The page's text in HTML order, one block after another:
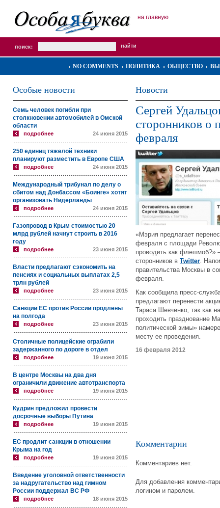
на главную
поиск:
NO COMMENTS ПОЛИТИКА ОБЩЕСТВО
Особые новости
Семь человек погибли при
столкновении автомобилей в Омской
области
подробнее 24 июня 2015
250 единиц тяжелой техники
планируют разместить в Европе США
подробнее 24 июня 2015
Международный трибунал по делу о
сбитом над Донбассом «Боинге» хотят
организовать Нидерланды
подробнее 24 июня 2015
Газопровод в Крым стоимостью 20
млрд рублей начнут строить в 2016
году
подробнее 23 июня 2015
Власти предлагают сэкономить на
пенсиях и социальных выплатах 2,5
трлн рублей
подробнее 23 июня 2015
Санкции ЕС против России продлены
на полгода
подробнее 23 июня 2015
Столичные полицейские ограбили
задержанного по дороге в отдел
подробнее 19 июня 2015
В центре Москвы на два дня
ограничили движение автотранспорта
подробнее 19 июня 2015
Кудрин предложил провести
досрочные выборы Путина
подробнее 19 июня 2015
ЕС продлит санкции в отношении
Крыма на год
подробнее 19 июня 2015
Введение уголовной ответственности
за надругательство над гимном
России поддержал ВС РФ
подробнее 18 июня 2015
Новости
Сергей
сторонников о
февраля
«Мэрия предлагает
февраля с площади
проводить как флешмоб?»
сторонников в Twitter.
правительства Москвы в
февраля.
Как сообщила пресс-
предлагают перенести
Тараса Шевченко, так как
проходить празднование
политической зимы»
месту ее проведения.
16 февраля 2012
Комментарии
Комментариев нет.
Для добавления
логином и паролем.